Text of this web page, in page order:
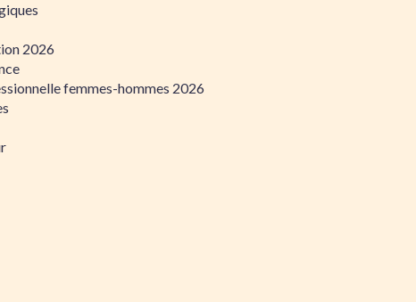
2026
femmes-hommes 2026